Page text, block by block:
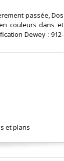
passée, Dos
couleurs dans et
Dewey : 912-
et plans‎